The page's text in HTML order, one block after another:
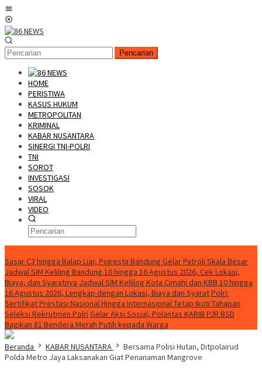
Loncat
ke
konten
Pencarian
HOME
PERISTIWA
KASUS HUKUM
METROPOLITAN
KRIMINAL
KABAR NUSANTARA
SINERGI TNI-POLRI
TNI
SOROT
INVESTIGASI
SOSOK
VIRAL
VIDEO
Sasar C3 hingga Balap Liar, Polresta Bandung Gelar Patroli Skala Besar
Jadwal SIM Keliling Bandung 10 hingga 16 Agustus 2026, Cek Lokasi,
Biaya, dan Syaratnya Jadwal SIM Keliling Kota Cimahi dan KBB 10 hingga
16 Agustus 2026, Lengkap dengan Lokasi, Biaya dan SyaratPolri:
Sertifikat Prestasi Nasional Hingga Internasional Tetap Ikuti Tahapan
Seleksi Rekrutmen Polri Gelar Aksi Sosial, Polantas KARIB PJR BSD
Bagikan 81 Bendera Merah Putih kepada Warga
Beranda KABAR NUSANTARA
Bersama Polisi Hutan, Ditpolairud
Polda Metro Jaya Laksanakan Giat Penanaman Mangrove